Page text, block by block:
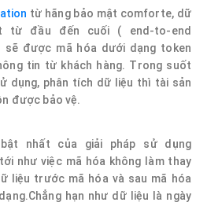
từ hãng bảo mật comforte, dữ
từ đầu đến cuối ( end-to-end
sẽ được mã hóa dưới dạng token
tin từ khách hàng. Trong suốt
dụng, phân tích dữ liệu thì tài sản
được bảo vệ.
nhất của giải pháp sử dụng
như việc mã hóa không làm thay
liệu trước mã hóa và sau mã hóa
hạn như dữ liệu là ngày